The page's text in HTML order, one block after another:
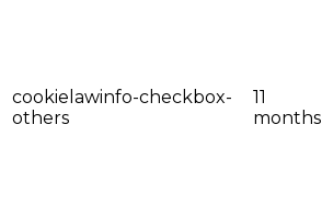
cookielawinfo-checkbox-
others
11
months